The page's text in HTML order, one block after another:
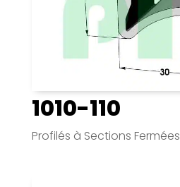
1010-110
Profilés à Sections Fermées